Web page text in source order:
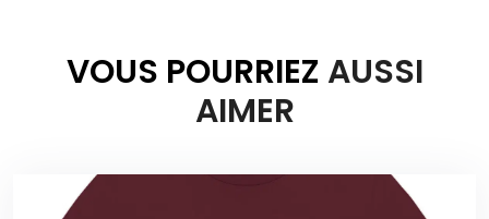
VOUS POURRIEZ AUSSI
AIMER